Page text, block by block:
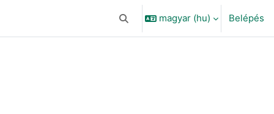
Keresési bemeneti adatok váltása
magyar ‎(hu)‎ Belépés